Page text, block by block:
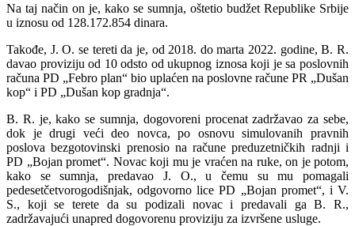
Na taj način on je, kako se sumnja, oštetio budžet Republike Srbije
u iznosu od 128.172.854 dinara.
Takođe, J. O. se tereti da je, od 2018. do marta 2022. godine, B. R.
davao proviziju od 10 odsto od ukupnog iznosa koji je sa poslovnih
računa PD „Febro plan“ bio uplaćen na poslovne račune PR „Dušan
kop“ i PD „Dušan kop gradnja“.
B. R. je, kako se sumnja, dogovoreni procenat zadržavao za sebe,
dok je drugi veći deo novca, po osnovu simulovanih pravnih
poslova bezgotovinski prenosio na račune preduzetničkih radnji i
PD „Bojan promet“. Novac koji mu je vraćen na ruke, on je potom,
kako se sumnja, predavao J. O., u čemu su mu pomagali
pedesetčetvorogodišnjak, odgovorno lice PD „Bojan promet“, i V.
S., koji se terete da su podizali novac i predavali ga B. R.,
zadržavajući unapred dogovorenu proviziju za izvršene usluge.